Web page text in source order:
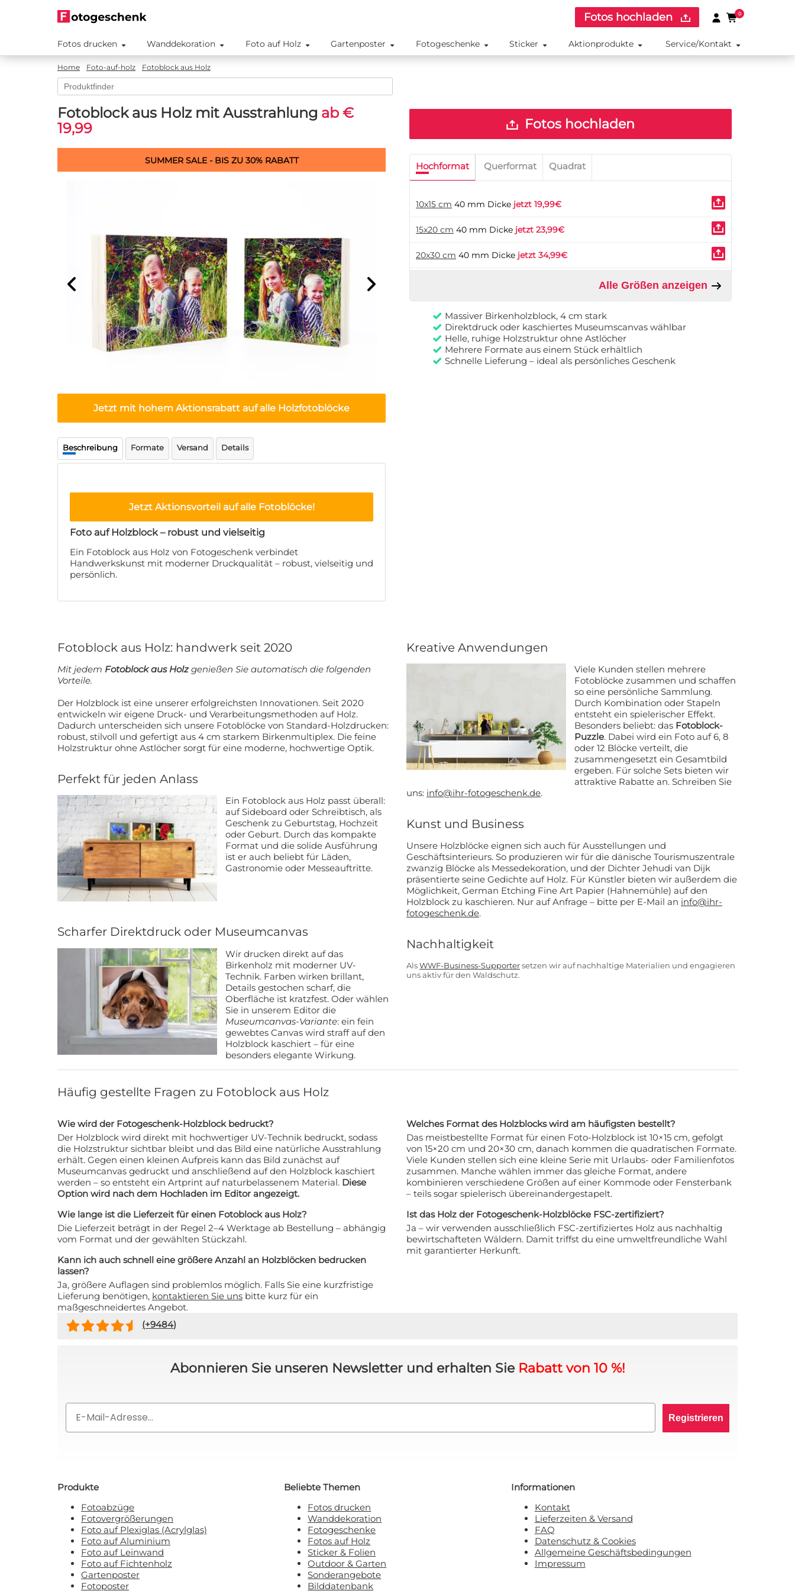
Fotos hochladen 0
Fotos drucken Wanddekoration Foto auf Holz Gartenposter Fotogeschenke Sticker Aktionprodukte Service/Kontakt
Home Foto-auf-holz Fotoblock aus Holz
Fotoblock aus Holz mit Ausstrahlung ab €
19,99
SUMMER SALE - BIS ZU 30% RABATT
Jetzt mit hohem Aktionsrabatt auf alle Holzfotoblöcke
Beschreibung Formate Versand Details
Jetzt Aktionsvorteil auf alle Fotoblöcke!
Foto auf Holzblock – robust und vielseitig
Ein Fotoblock aus Holz von Fotogeschenk verbindet
Handwerkskunst mit moderner Druckqualität – robust, vielseitig und
persönlich.
Fotos hochladen
Hochformat Querformat Quadrat
10x15 cm 40 mm Dicke jetzt 19,99€
15x20 cm 40 mm Dicke jetzt 23,99€
20x30 cm 40 mm Dicke jetzt 34,99€
Alle Größen anzeigen
Massiver Birkenholzblock, 4 cm stark
Direktdruck oder kaschiertes Museumscanvas wählbar
Helle, ruhige Holzstruktur ohne Astlöcher
Mehrere Formate aus einem Stück erhältlich
Schnelle Lieferung – ideal als persönliches Geschenk
Fotoblock aus Holz: handwerk seit 2020
Mit jedem Fotoblock aus Holzgenießen Sie automatisch die folgenden
Vorteile.
Der Holzblock ist eine unserer erfolgreichsten Innovationen. Seit 2020
entwickeln wir eigene Druck- und Verarbeitungsmethoden auf Holz.
Dadurch unterscheiden sich unsere Fotoblöcke von Standard-Holzdrucken:
robust, stilvoll und gefertigt aus 4 cm starkem Birkenmultiplex. Die feine
Holzstruktur ohne Astlöcher sorgt für eine moderne, hochwertige Optik.
Perfekt für jeden Anlass
Ein Fotoblock aus Holz passt überall:
auf Sideboard oder Schreibtisch, als
Geschenk zu Geburtstag, Hochzeit
oder Geburt. Durch das kompakte
Format und die solide Ausführung
ist er auch beliebt für Läden,
Gastronomie oder Messeauftritte.
Scharfer Direktdruck oder Museumcanvas
Wir drucken direkt auf das
Birkenholz mit moderner UV-
Technik. Farben wirken brillant,
Details gestochen scharf, die
Oberfläche ist kratzfest. Oder wählen
Sie in unserem Editor die
Museumcanvas-Variante: ein fein
gewebtes Canvas wird straff auf den
Holzblock kaschiert – für eine
besonders elegante Wirkung.
Kreative Anwendungen
Viele Kunden stellen mehrere
Fotoblöcke zusammen und schaffen
so eine persönliche Sammlung.
Durch Kombination oder Stapeln
entsteht ein spielerischer Effekt.
Besonders beliebt: das Fotoblock-
Puzzle. Dabei wird ein Foto auf 6, 8
oder 12 Blöcke verteilt, die
zusammengesetzt ein Gesamtbild
ergeben. Für solche Sets bieten wir
attraktive Rabatte an. Schreiben Sie
uns: info@ihr-fotogeschenk.de.
Kunst und Business
Unsere Holzblöcke eignen sich auch für Ausstellungen und
Geschäftsinterieurs. So produzieren wir für die dänische Tourismuszentrale
zwanzig Blöcke als Messedekoration, und der Dichter Jehudi van Dijk
präsentierte seine Gedichte auf Holz. Für Künstler bieten wir außerdem die
Möglichkeit, German Etching Fine Art Papier (Hahnemühle) auf den
Holzblock zu kaschieren. Nur auf Anfrage – bitte per E-Mail an info@ihr-
fotogeschenk.de.
Nachhaltigkeit
AlsWWF-Business-Supportersetzen wir auf nachhaltige Materialien und engagieren
uns aktiv für den Waldschutz.
Häufig gestellte Fragen zu Fotoblock aus Holz
Wie wird der Fotogeschenk-Holzblock bedruckt?
Der Holzblock wird direkt mit hochwertiger UV-Technik bedruckt, sodass
die Holzstruktur sichtbar bleibt und das Bild eine natürliche Ausstrahlung
erhält. Gegen einen kleinen Aufpreis kann das Bild zunächst auf
Museumcanvas gedruckt und anschließend auf den Holzblock kaschiert
werden – so entsteht ein Artprint auf naturbelassenem Material. Diese
Option wird nach dem Hochladen im Editor angezeigt.
Wie lange ist die Lieferzeit für einen Fotoblock aus Holz?
Die Lieferzeit beträgt in der Regel 2–4 Werktage ab Bestellung – abhängig
vom Format und der gewählten Stückzahl.
Kann ich auch schnell eine größere Anzahl an Holzblöcken bedrucken
lassen?
Ja, größere Auflagen sind problemlos möglich. Falls Sie eine kurzfristige
Lieferung benötigen, kontaktieren Sie uns
maßgeschneidertes Angebot.
Welches Format des Holzblocks wird am häufigsten bestellt?
Das meistbestellte Format für einen Foto-Holzblock ist 10×15 cm, gefolgt
von 15×20 cm und 20×30 cm, danach kommen die quadratischen Formate.
Viele Kunden stellen sich eine kleine Serie mit Urlaubs- oder Familienfotos
zusammen. Manche wählen immer das gleiche Format, andere
kombinieren verschiedene Größen auf einer Kommode oder Fensterbank
– teils sogar spielerisch übereinandergestapelt.
Ist das Holz der Fotogeschenk-Holzblöcke FSC-zertifiziert?
Ja – wir verwenden ausschließlich FSC-zertifiziertes Holz aus nachhaltig
bewirtschafteten Wäldern. Damit triffst du eine umweltfreundliche Wahl
mit garantierter Herkunft.
(+9484)
Abonnieren Sie unseren Newsletter und erhalten Sie Rabatt von 10 %!
Registrieren
Produkte
Fotoabzüge
Fotovergrößerungen
Foto auf Plexiglas (Acrylglas)
Foto auf Aluminium
Foto auf Leinwand
Foto auf Fichtenholz
Gartenposter
Fotoposter
Beliebte Themen
Fotos drucken
Wanddekoration
Fotogeschenke
Fotos auf Holz
Sticker & Folien
Outdoor & Garten
Sonderangebote
Bilddatenbank
Informationen
Kontakt
Lieferzeiten & Versand
FAQ
Datenschutz & Cookies
Allgemeine Geschäftsbedingungen
Impressum
10% RABATT AUF IHRE
BESTELLUNG? 👀
Melden Sie sich für den VIP-Club an und bleiben
Sie auf dem Laufenden über alle Werbeaktionen,
exklusive Angebote und persönliche Rabatte.
Rabatt anfordern!
Nein, ich will keinen Rabatt!
Mit Ihrer Anmeldung erklären Sie sich damit einverstanden, E-Mail-Marketing zu